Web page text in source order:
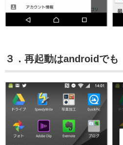
３．再起動はandroidでも